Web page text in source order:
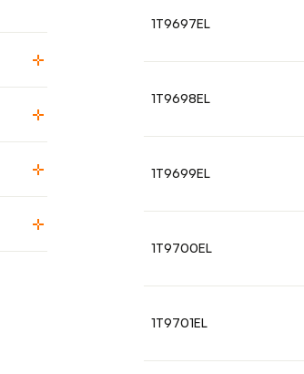
1T9697EL
1T9698EL
1T9699EL
1T9700EL
1T9701EL